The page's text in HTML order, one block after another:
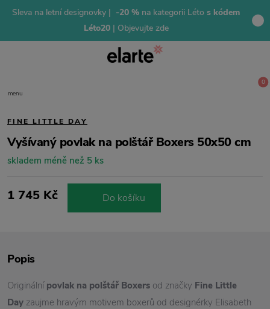
Sleva na letní designovky | -20 % na kategorii Léto s kódem
Léto20 | Objevujte zde
menu
0
FINE LITTLE DAY
Vyšívaný povlak na polštář Boxers 50x50 cm
skladem méně než 5 ks
1 745 Kč Do košíku
Popis
Originální povlak na polštář Boxers od značky Fine Little
Day zaujme hravým motivem boxerů od designérky Elisabeth